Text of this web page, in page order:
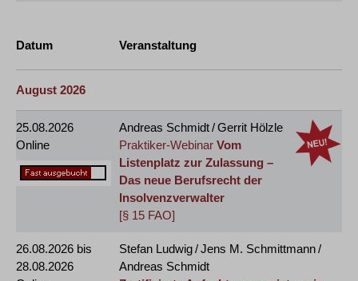
Datum Veranstaltung
August 2026
25.08.2026
Online
Andreas Schmidt / Gerrit Hölzle
Praktiker-Webinar Vom
Listenplatz zur Zulassung –
Das neue Berufsrecht der
Insolvenzverwalter
[§ 15 FAO]
26.08.2026 bis
28.08.2026
Stefan Ludwig / Jens M. Schmittmann /
Andreas Schmidt